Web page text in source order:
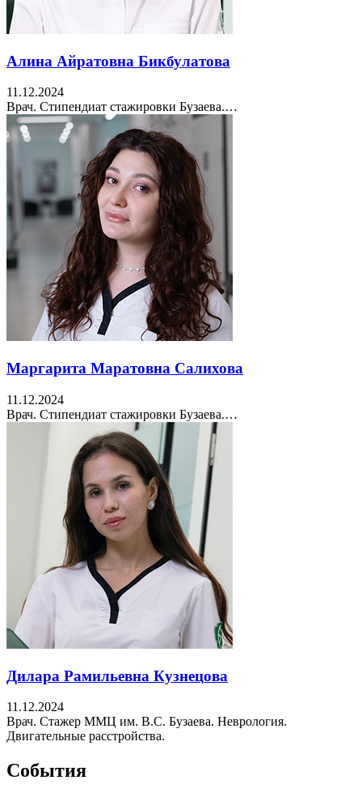
Алина Айратовна Бикбулатова
11.12.2024
Врач. Стипендиат стажировки Бузаева.…
Маргарита Маратовна Салихова
11.12.2024
Врач. Стипендиат стажировки Бузаева.…
Дилара Рамильевна Кузнецова
11.12.2024
Врач. Стажер ММЦ им. В.С. Бузаева. Неврология.
Двигательные расстройства.
События